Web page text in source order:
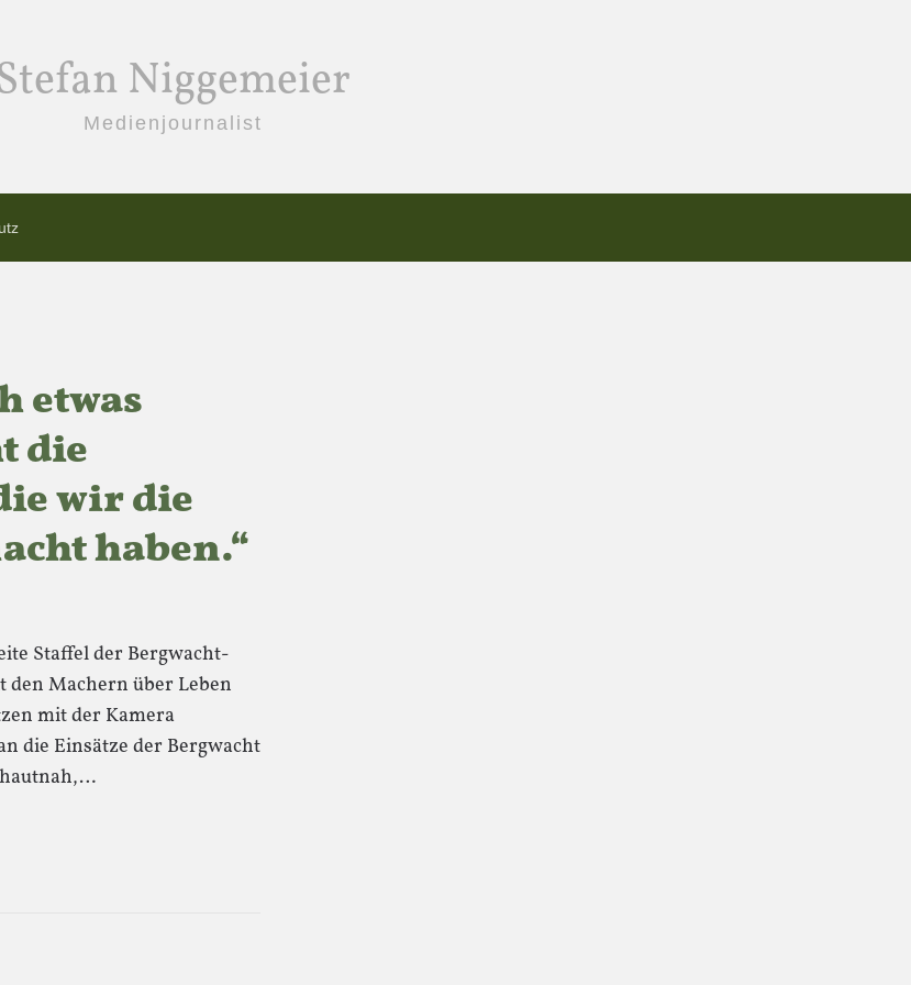
Niggemeier
Medienjournalist
etwas
die
wir die
haben.“
Staffel der Bergwacht-
den Machern über Leben
mit der Kamera
die Einsätze der Bergwacht
hautnah,…